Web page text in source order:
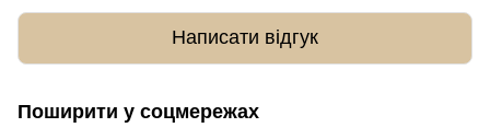
Написати відгук
Поширити у соцмережах